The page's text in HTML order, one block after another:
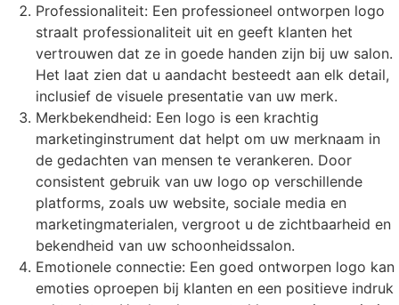
Professionaliteit: Een professioneel ontworpen logo
straalt professionaliteit uit en geeft klanten het
vertrouwen dat ze in goede handen zijn bij uw salon.
Het laat zien dat u aandacht besteedt aan elk detail,
inclusief de visuele presentatie van uw merk.
Merkbekendheid: Een logo is een krachtig
marketinginstrument dat helpt om uw merknaam in
de gedachten van mensen te verankeren. Door
consistent gebruik van uw logo op verschillende
platforms, zoals uw website, sociale media en
marketingmaterialen, vergroot u de zichtbaarheid en
bekendheid van uw schoonheidssalon.
Emotionele connectie: Een goed ontworpen logo kan
emoties oproepen bij klanten en een positieve indruk